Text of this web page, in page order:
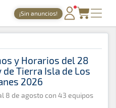
motor desde 1999
¡Sin anuncios!
PORTADA
TIEMPOS ONLINE
NOTICIAS
AGENDA
y Horarios del 28
de Tierra Isla de Los
2026
8 de agosto con 43 equipos